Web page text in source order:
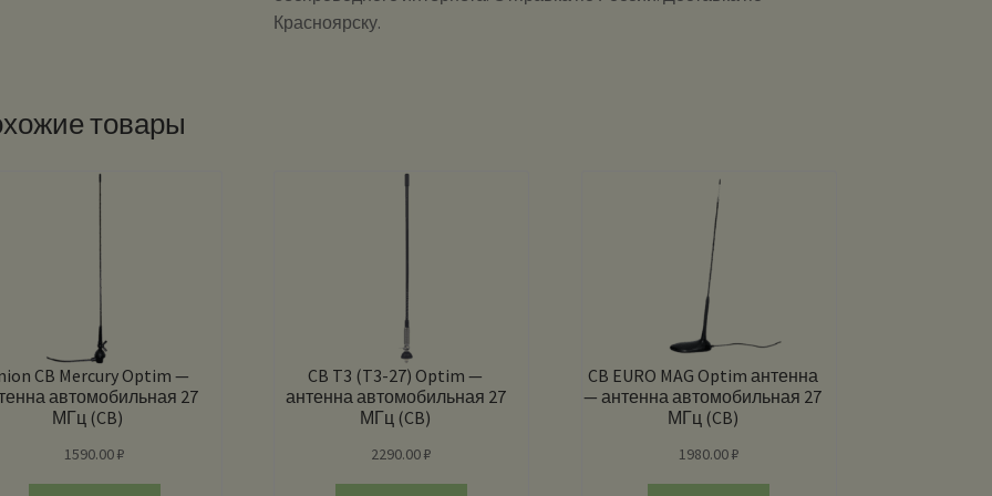
Красноярску.
товары
CB Mercury Optim —
автомобильная 27
МГц (CB)
1590.00₽
CB T3 (T3-27) Optim —
антенна автомобильная 27
МГц (CB)
2290.00₽
CB EURO MAG Optim антенна
— антенна автомобильная 27
МГц (CB)
1980.00₽